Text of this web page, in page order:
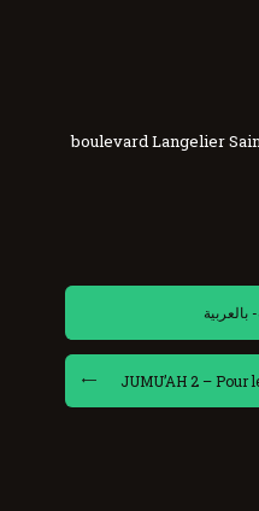
JUMU’AH 2 – Pour